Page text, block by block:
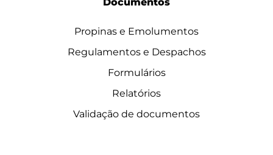
Propinas e Emolumentos
Regulamentos e Despachos
Formulários
Relatórios
Validação de documentos